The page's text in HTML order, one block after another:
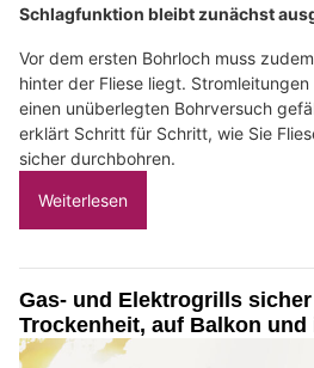
Schlagfunktion bleibt zunächst
Vor dem ersten Bohrloch muss
hinter der Fliese liegt.
einen unüberlegten Bohrversuch
erklärt Schritt für Schritt, wie Sie
sicher durchbohren.
Weiterlesen
Gas- und Elektrogrills
Trockenheit, auf Balkon und